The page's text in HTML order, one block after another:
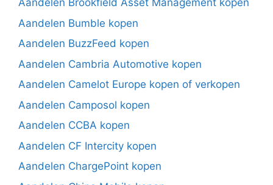
Aandelen Brookfield Asset Management kopen
Aandelen Bumble kopen
Aandelen BuzzFeed kopen
Aandelen Cambria Automotive kopen
Aandelen Camelot Europe kopen of verkopen
Aandelen Camposol kopen
Aandelen CCBA kopen
Aandelen CF Intercity kopen
Aandelen ChargePoint kopen